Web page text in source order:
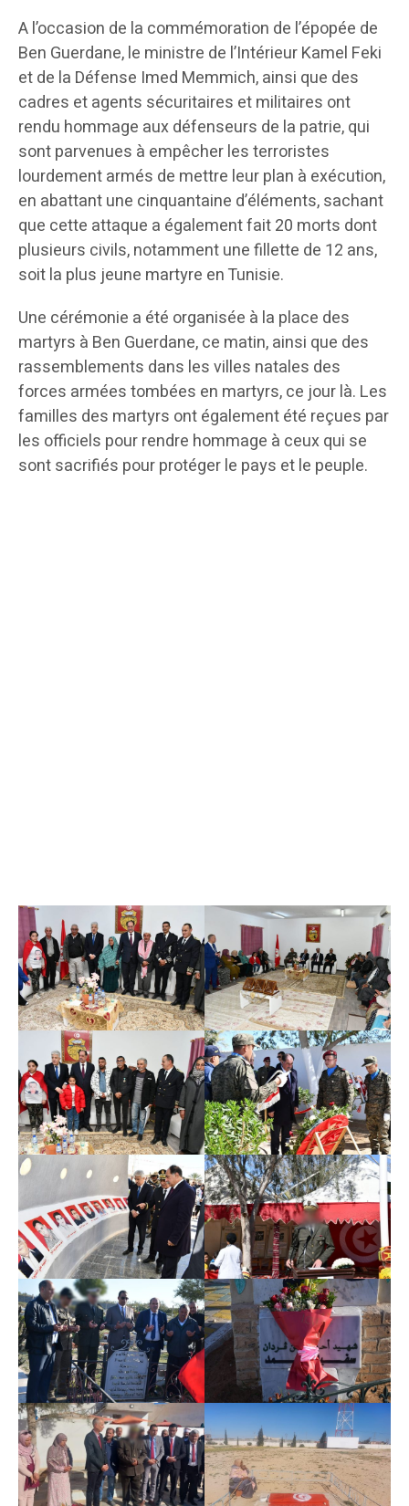
A l’occasion de la commémoration de l’épopée de
Ben Guerdane, le ministre de l’Intérieur Kamel Feki
et de la Défense Imed Memmich, ainsi que des
cadres et agents sécuritaires et militaires ont
rendu hommage aux défenseurs de la patrie, qui
sont parvenues à empêcher les terroristes
lourdement armés de mettre leur plan à exécution,
en abattant une cinquantaine d’éléments, sachant
que cette attaque a également fait 20 morts dont
plusieurs civils, notamment une fillette de 12 ans,
soit la plus jeune martyre en Tunisie.
Une cérémonie a été organisée à la place des
martyrs à Ben Guerdane, ce matin, ainsi que des
rassemblements dans les villes natales des
forces armées tombées en martyrs, ce jour là. Les
familles des martyrs ont également été reçues par
les officiels pour rendre hommage à ceux qui se
sont sacrifiés pour protéger le pays et le peuple.